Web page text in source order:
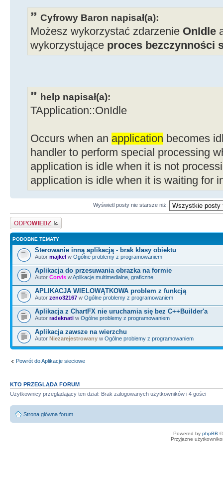
Cyfrowy Baron napisał(a):
Możesz wykorzystać zdarzenie OnIdle
wykorzystujące proces bezczynności
help napisał(a):
TApplication::OnIdle
Occurs when an application becomes
handler to perform special processing
application is idle when it is not
application is idle when it is waiting for
Wyświetl posty nie starsze niż:
Odpowiedz
PODOBNE TEMATY
Sterowanie inną aplikacją - brak klasy obiektu
Autor majkel w Ogólne problemy z programowaniem
Aplikacja do przesuwania obrazka na formie
Autor Corvis wAplikacje multimedialne, graficzne
APLIKACJA WIELOWĄTKOWA problem z funkcją
Autor zeno32167 w Ogólne problemy z programowaniem
Aplikacja z ChartFX nie uruchamia się bez C++Builder'a
Autor radeknati w Ogólne problemy z programowaniem
Aplikacja zawsze na wierzchu
Autor Niezarejestrowany w Ogólne problemy z programowaniem
Powrót do Aplikacje sieciowe
KTO PRZEGLĄDA FORUM
Użytkownicy przeglądający ten dział: Brak zalogowanych użytkowników i 4 gości
Strona główna forum
Powered by phpBB
Przyjazne